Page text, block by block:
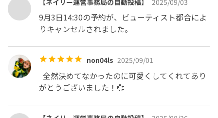
【ネイリー運営事務局の自動投稿】 2025/09/03
9月3日14:30の予約が、ビューティスト都合によ
りキャンセルされました。
non04ls 2025/09/01
がとうございました！💞